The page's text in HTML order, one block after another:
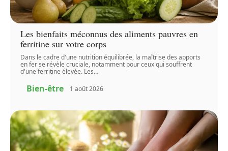
Les bienfaits méconnus des aliments pauvres en
ferritine sur votre corps
Dans le cadre d'une nutrition équilibrée, la maîtrise des apports
en fer se révèle cruciale, notamment pour ceux qui souffrent
d'une ferritine élevée. Les…
Bien-être 1 août 2026